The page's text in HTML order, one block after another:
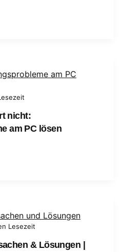
nicht:
am PC lösen
Lesezeit
& Lösungen |